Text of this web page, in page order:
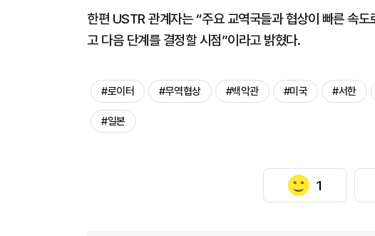
한편 USTR 관계자는 “주요 교역국들과 협상이 빠른 속
고 다음 단계를 결정할 시점”이라고 밝혔다.
#로이터 #무역협상 #백악관 #미국 #서한
#일본
1